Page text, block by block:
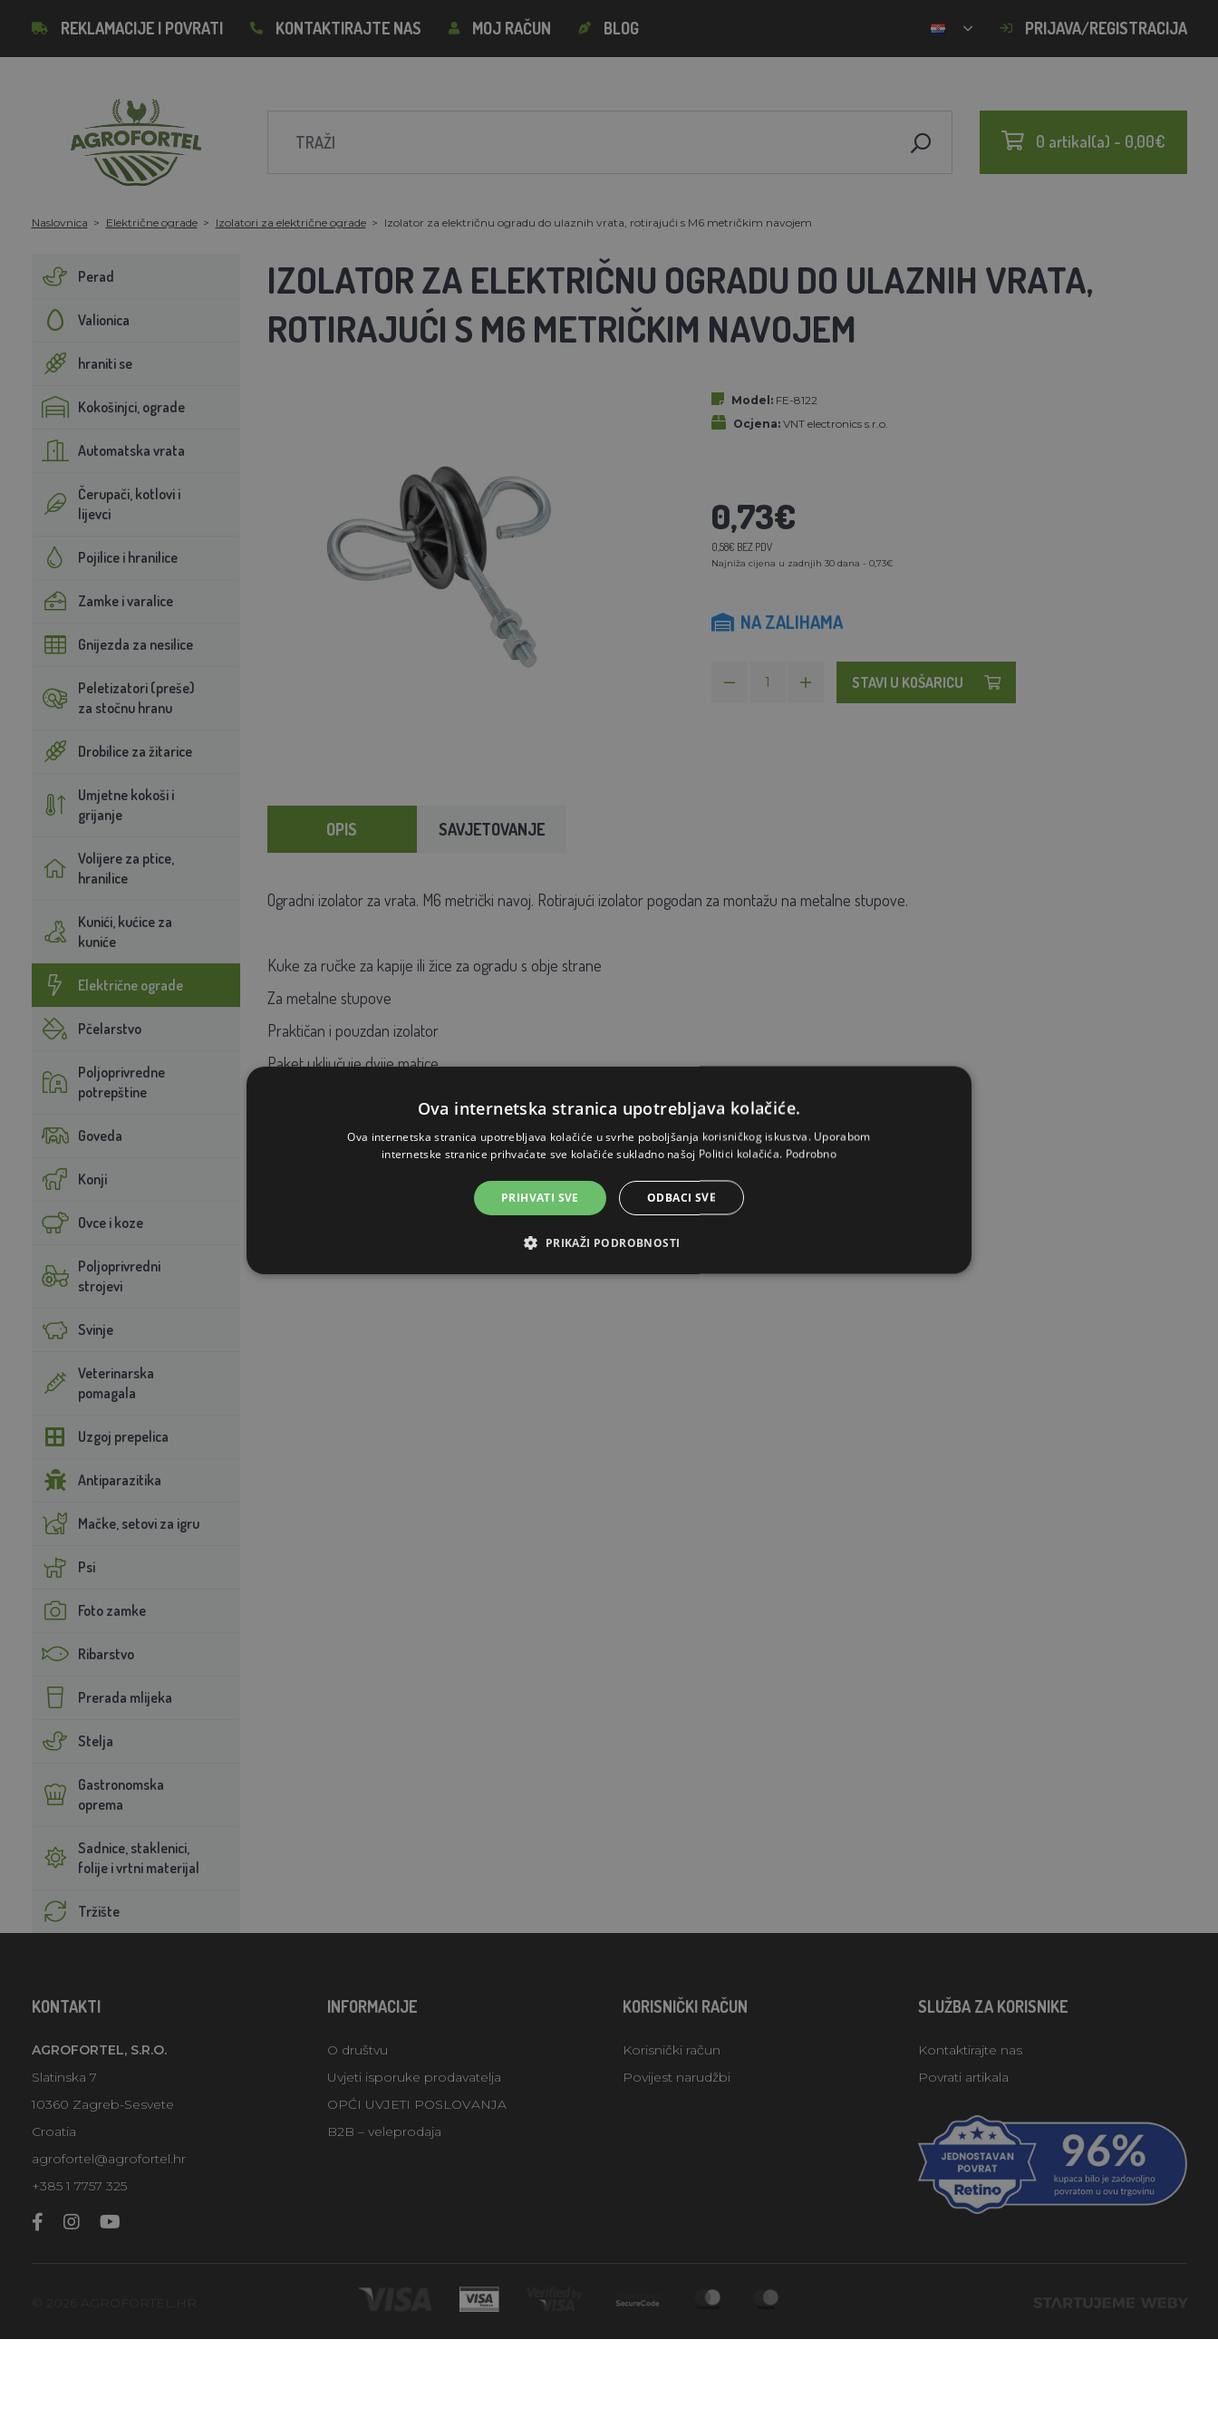
REKLAMACIJE I POVRATI KONTAKTIRAJTE NAS MOJ RAČUN BLOG PRIJAVA/REGISTRACIJA
0 artikal(a) - 0,00€
Naslovnica Električne ograde Izolatori za električne ograde Izolator za električnu ogradu do ulaznih vrata, rotirajući s M6 metričkim navojem
Perad
Valionica
hraniti se
Kokošinjci, ograde
Automatska vrata
Čerupači, kotlovi i
lijevci
Pojilice i hranilice
Zamke i varalice
Gnijezda za nesilice
Peletizatori (preše)
za stočnu hranu
Drobilice za žitarice
Umjetne kokoši i
grijanje
Volijere za ptice,
hranilice
Kunići, kućice za
kuniće
Električne ograde
Pčelarstvo
Poljoprivredne
potrepštine
Goveda
Konji
Ovce i koze
Poljoprivredni
strojevi
Svinje
Veterinarska
pomagala
Uzgoj prepelica
Antiparazitika
Mačke, setovi za igru
Psi
Foto zamke
Ribarstvo
Prerada mlijeka
Stelja
Gastronomska
oprema
Sadnice, staklenici,
folije i vrtni materijal
Tržište
IZOLATOR ZA ELEKTRIČNU OGRADU DO ULAZNIH VRATA,
ROTIRAJUĆI S M6 METRIČKIM NAVOJEM
Model: FE-8122
Ocjena: VNT electronics s.r.o.
0,73€
0,58€ BEZ PDV
Najniža cijena u zadnjih 30 dana - 0,73€
NA ZALIHAMA
STAVI U KOŠARICU
OPIS SAVJETOVANJE
Ogradni izolator za vrata. M6 metrički navoj. Rotirajući izolator pogodan za montažu na metalne stupove.
Kuke za ručke za kapije ili žice za ogradu s obje strane
Za metalne stupove
Praktičan i pouzdan izolator
Paket uključuje dvije matice
KONTAKTI
AGROFORTEL, S.R.O.
Slatinska 7
10360 Zagreb-Sesvete
Croatia
agrofortel@agrofortel.hr
+385 1 7757 325
INFORMACIJE
O društvu
Uvjeti isporuke prodavatelja
OPĆI UVJETI POSLOVANJA
B2B – veleprodaja
KORISNIČKI RAČUN
Korisnički račun
Povijest narudžbi
SLUŽBA ZA KORISNIKE
Kontaktirajte nas
Povrati artikala
Ova internetska stranica upotrebljava kolačiće.
Ova internetska stranica upotrebljava kolačiće u svrhe poboljšanja korisničkog iskustva. Uporabom
internetske stranice prihvaćate sve kolačiće sukladno našoj Politici kolačića. Podrobno
PRIHVATI SVE ODBACI SVE
PRIKAŽI PODROBNOSTI